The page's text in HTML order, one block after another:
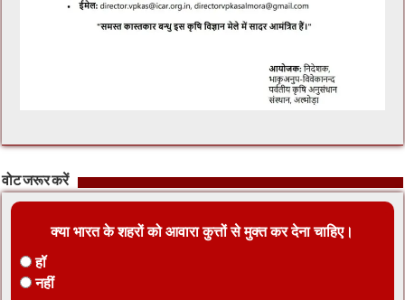
वोट जरूर करें
क्या भारत के शहरों को आवारा कुत्तों से मुक्त कर देना चाहिए।
हॉ
नहीं